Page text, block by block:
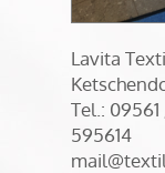
Lavita
Tel.:
595614